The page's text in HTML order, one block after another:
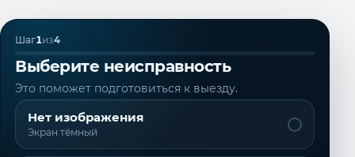
Шаг1из4
Выберите неисправность
Это поможет подготовиться к выезду.
Нет изображения
Экран тёмный